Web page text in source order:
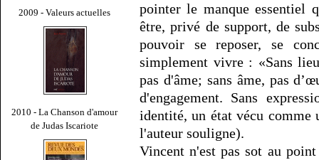
2009 - Valeurs actuelles
2010 - La Chanson d'amour
de Judas Iscariote
pointer le manque essentiel
être, privé de support, de
pouvoir se reposer, se
simplement vivre : «Sans
pas d'âme; sans âme, pas
d'engagement. Sans
identité, un état vécu comme
l'auteur souligne).
Vincent n'est pas sot au